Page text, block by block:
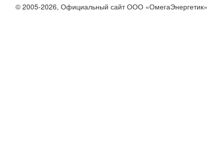
© 2005-2026, Официальный сайт ООО «ОмегаЭнергетик»